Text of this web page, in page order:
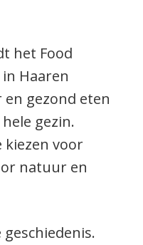
het Food
Haaren
gezond eten
gezin.
voor
natuur en